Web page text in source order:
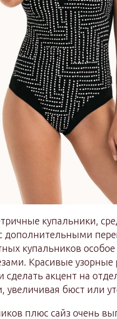
купальники,
дополнительными
купальников
Красивые
сделать акцент на
увеличивая бюст или
плюс сайз очень